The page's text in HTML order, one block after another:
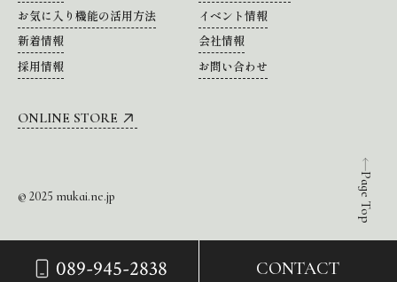
089-945-2838 CONTACT
Page Top
お気に入り機能の活用方法
イベント情報
新着情報
会社情報
採用情報
お問い合わせ
ONLINE STORE
© 2025 mukai.ne.jp